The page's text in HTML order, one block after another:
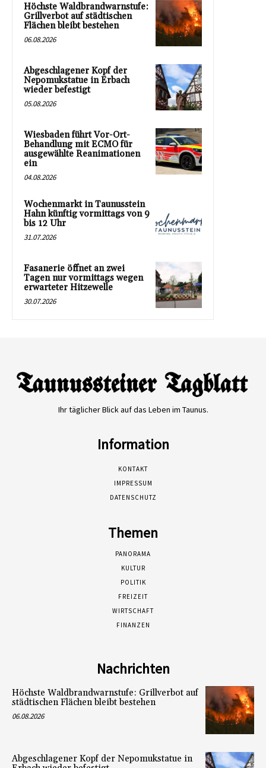
Höchste Waldbrandwarnstufe:
Grillverbot auf städtischen
Flächen bleibt bestehen
06.08.2026
Abgeschlagener Kopf der
Nepomukstatue in Erbach
wieder befestigt
05.08.2026
Wiesbaden führt Vor-Ort-
Behandlung mit ECMO für
ausgewählte Reanimationen
ein
04.08.2026
Wochenmarkt in Taunusstein
Hahn künftig vormittags von 9
bis 12 Uhr
31.07.2026
Fasanerie öffnet an zwei
Tagen nur vormittags wegen
erwarteter Hitzewelle
30.07.2026
Ihr täglicher Blick auf das Leben im Taunus.
Information
KONTAKT
IMPRESSUM
DATENSCHUTZ
Themen
PANORAMA
KULTUR
POLITIK
FREIZEIT
WIRTSCHAFT
FINANZEN
Nachrichten
Höchste Waldbrandwarnstufe: Grillverbot auf
städtischen Flächen bleibt bestehen
06.08.2026
Abgeschlagener Kopf der Nepomukstatue in